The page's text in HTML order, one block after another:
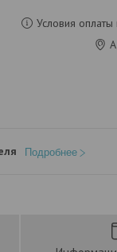
Условия оплаты
Подробнее